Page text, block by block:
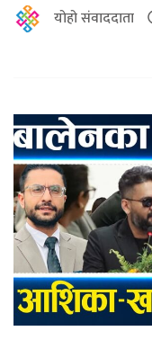
योहो संवाददाता